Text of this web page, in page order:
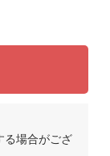
る場合がござ